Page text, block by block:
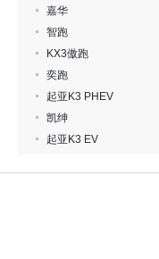
嘉华
智跑
KX3傲跑
奕跑
起亚K3 PHEV
凯绅
起亚K3 EV